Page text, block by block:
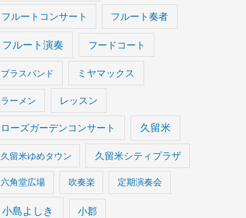
フルートコンサート フルート奏者
フルート演奏 フードコート
ブラスバンド ミヤマックス
ラーメン レッスン
ローズガーデンコンサート 久留米
久留米ゆめタウン 久留米シティプラザ
六角堂広場 吹奏楽 定期演奏会
小島よしき 小郡